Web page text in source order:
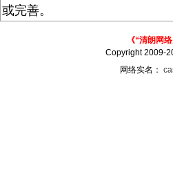
或完善。
《“清朗网
Copyright 2009-
网络实名：